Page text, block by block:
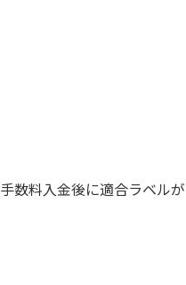
数料入金後に適合ラベルが